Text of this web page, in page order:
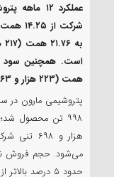
عملکرد ۱۲
همت (۲۲۳ هزار و ۹۶۳ میلیارد ریال) افزایش یافته است.